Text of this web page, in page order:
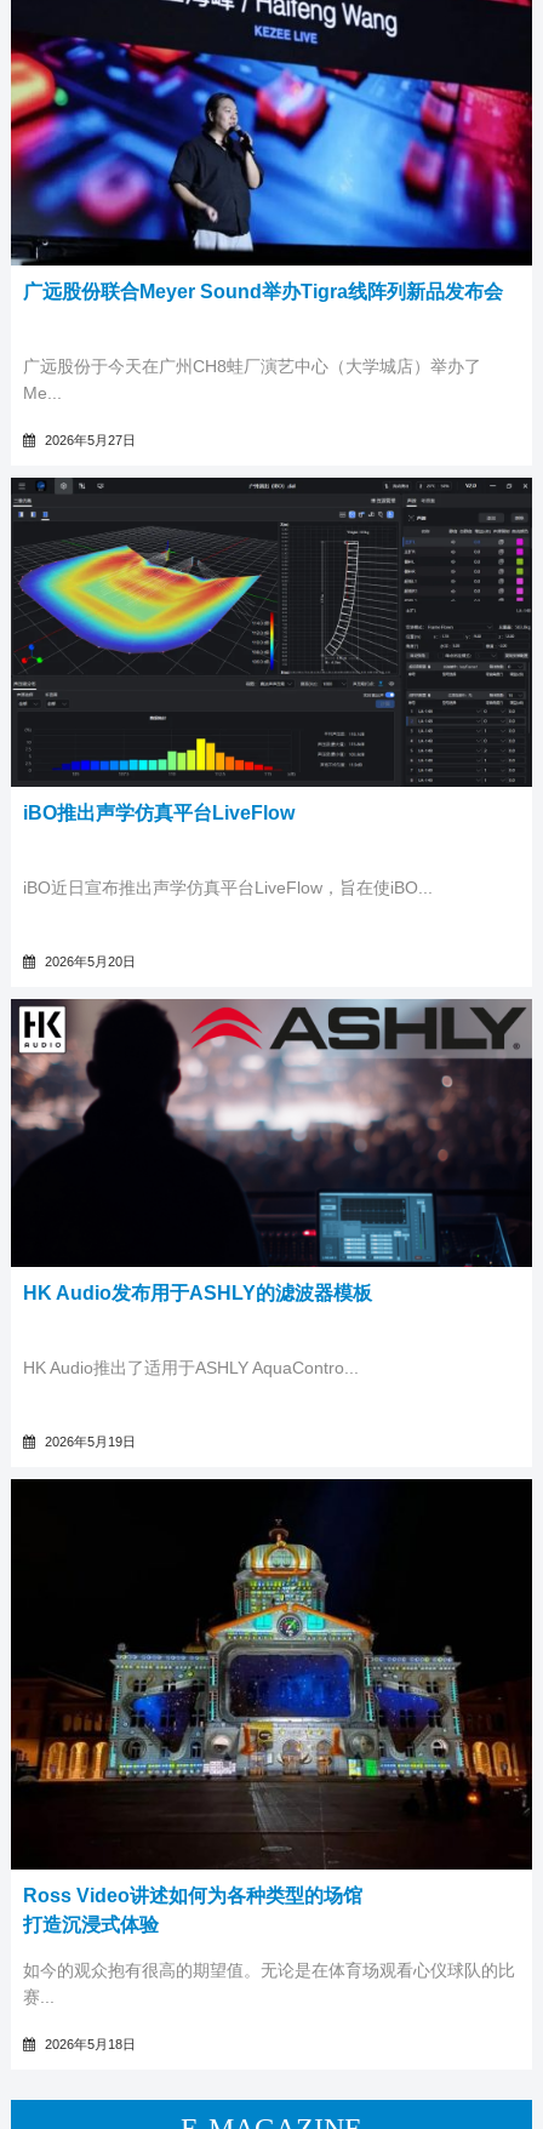
广远股份联合Meyer Sound举办Tigra线阵列新品发布会
广远股份于今天在广州CH8蛙厂演艺中心（大学城店）举办了
Me...
2026年5月27日
iBO推出声学仿真平台LiveFlow
iBO近日宣布推出声学仿真平台LiveFlow，旨在使iBO...
2026年5月20日
HK Audio发布用于ASHLY的滤波器模板
HK Audio推出了适用于ASHLY AquaContro...
2026年5月19日
Ross Video讲述如何为各种类型的场馆
打造沉浸式体验
如今的观众抱有很高的期望值。无论是在体育场观看心仪球队的比
赛...
2026年5月18日